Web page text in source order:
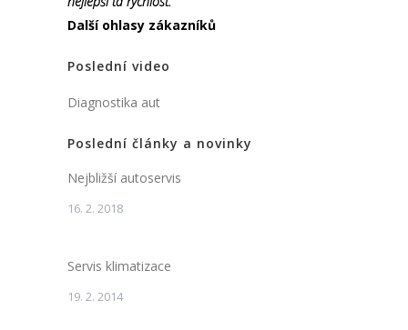
Další ohlasy zákazníků
Poslední video
Diagnostika aut
Poslední články a novinky
Nejbližší autoservis
16. 2. 2018
Servis klimatizace
19. 2. 2014